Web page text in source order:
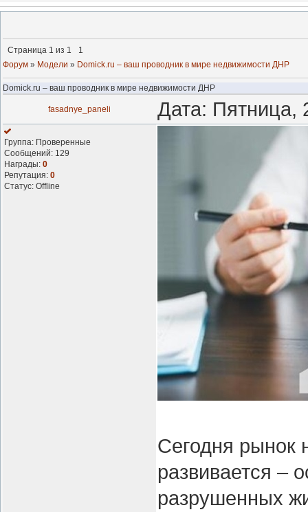
Страница 1 из 1
1
Форум » Модели » Domick.ru – ваш проводник в мире недвижимости ДНР
Domick.ru – ваш проводник в мире недвижимости ДНР
fasadnye_paneli Дата:
Группа: Проверенные
Сообщений: 129
Награды: 0
Репутация: 0
Статус: Offline
Сегодня рынок
развивается –
разрушенных